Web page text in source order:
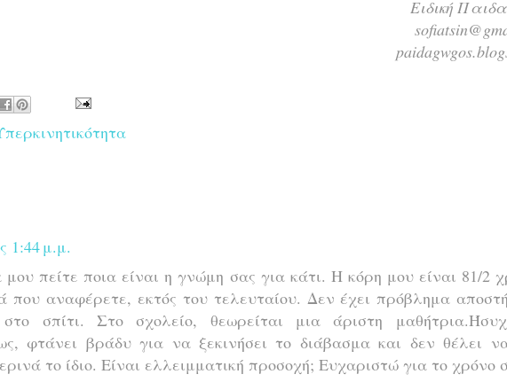
Ειδική
1:44 μ.μ.
πείτε ποια είναι η γνώμη σας για κάτι. Η κόρη μου είναι 81/2
που αναφέρετε, εκτός του τελευταίου. Δεν έχει πρόβλημα
σπίτι. Στο σχολείο, θεωρείται μια άριστη
φτάνει βράδυ για να ξεκινήσει το διάβασμα και δεν θέλει
το ίδιο. Είναι ελλειμματική προσοχή; Ευχαριστώ για το χρόνο